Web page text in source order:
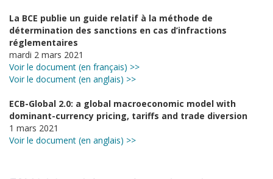
La BCE publie un guide relatif à la méthode de
détermination des sanctions en cas d’infractions
réglementaires
mardi 2 mars 2021
Voir le document (en français) >>
Voir le document (en anglais) >>
ECB-Global 2.0: a global macroeconomic model with
dominant-currency pricing, tariffs and trade diversion
1 mars 2021
Voir le document (en anglais) >>